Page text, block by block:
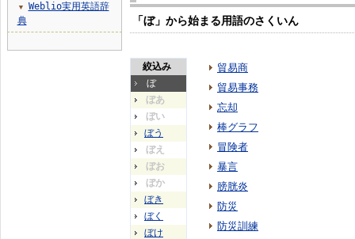
「ぼ」から始まる用語のさくいん
絞込み
ぼ
ぼあ
ぼい
ぼう
ぼえ
ぼお
ぼか
ぼき
ぼく
ぼけ
貿易商
貿易事務
忘却
棒グラフ
冒険者
暴言
膀胱炎
防災
防災訓練
▼
Weblio実用英語辞
典